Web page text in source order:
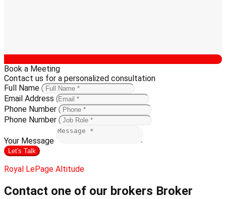
Book a Meeting
Contact us for a personalized consultation
Full Name
Email Address
Phone Number
Phone Number
Your Message
Let's Talk
Royal LePage Altitude
Contact one of our brokers Broker